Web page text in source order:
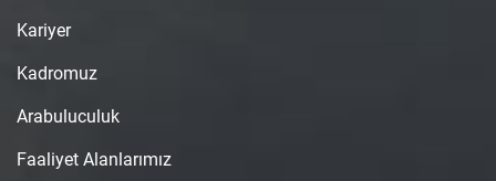
Kariyer
Kadromuz
Arabuluculuk
Faaliyet Alanlarımız